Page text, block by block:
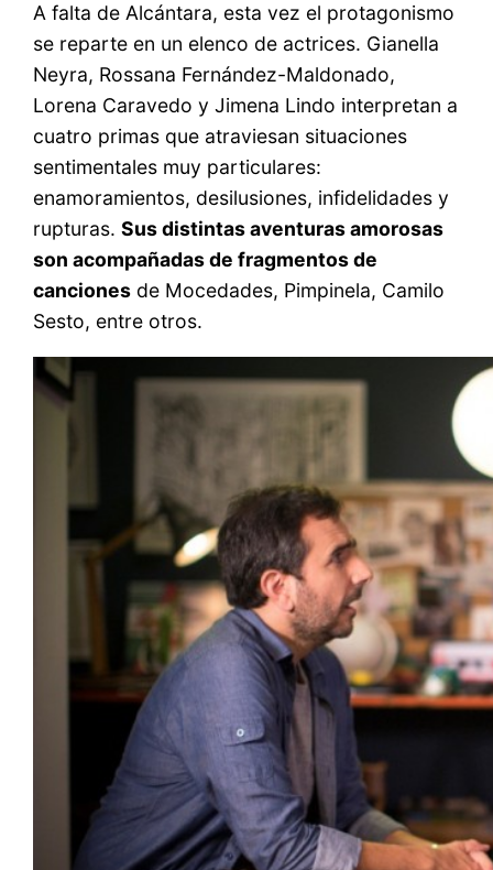
A falta de Alcántara, esta vez el protagonismo
se reparte en un elenco de actrices. Gianella
Neyra, Rossana Fernández-Maldonado,
Lorena Caravedo y Jimena Lindo interpretan a
cuatro primas que atraviesan situaciones
sentimentales muy particulares:
enamoramientos, desilusiones, infidelidades y
rupturas.Sus distintas aventuras amorosas
son acompañadas de fragmentos de
canciones de Mocedades, Pimpinela, Camilo
Sesto, entre otros.